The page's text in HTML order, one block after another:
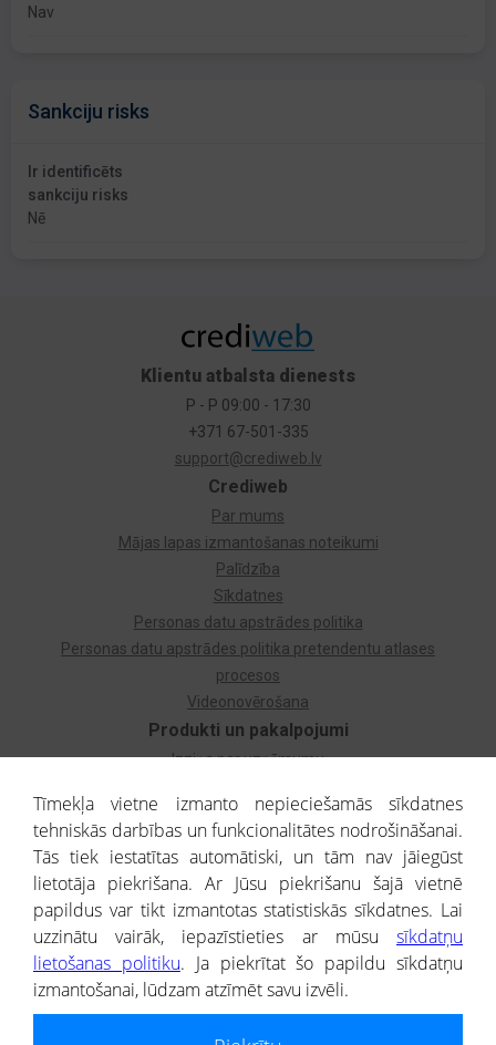
Nav
Sankciju risks
Ir identificēts
sankciju risks
Nē
Produkti un pakalpojumi
Izziņa par uzņēmumu
Dzimtas koks
Uzņēmumu atlase
Monitorings
Kredītizziņa par ārvalstu uzņēmumiem
Crediweb
Par mums
Mājas lapas izmantošanas noteikumi
Palīdzība
Sīkdatnes
Personas datu apstrādes politika
Personas datu apstrādes politika pretendentu atlases
procesos
Videonovērošana
Klientu atbalsta dienests
P - P 09:00 - 17:30
+371 67-501-335
support@crediweb.lv
® CREDITREFORM Latvija
SIA
Tīmekļa vietne izmanto nepieciešamās sīkdatnes
tehniskās darbības un funkcionalitātes nodrošināšanai.
Tās tiek iestatītas automātiski, un tām nav jāiegūst
lietotāja piekrišana. Ar Jūsu piekrišanu šajā vietnē
papildus var tikt izmantotas statistiskās sīkdatnes. Lai
uzzinātu vairāk, iepazīstieties ar mūsu sīkdatņu
lietošanas politiku. Ja piekrītat šo papildu sīkdatņu
izmantošanai, lūdzam atzīmēt savu izvēli.